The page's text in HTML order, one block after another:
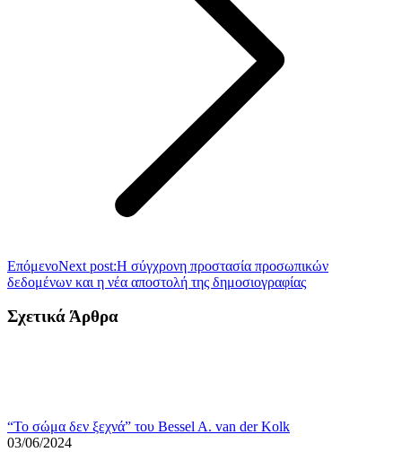
ΕπόμενοNext post:Η σύγχρονη προστασία προσωπικών
δεδομένων και η νέα αποστολή της δημοσιογραφίας
Σχετικά Άρθρα
“Το σώμα δεν ξεχνά” του Bessel A. van der Kolk
03/06/2024